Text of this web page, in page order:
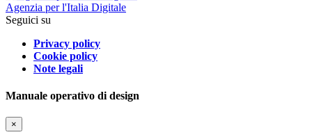
Agenzia per l'Italia Digitale
Seguici su
Privacy policy
Cookie policy
Note legali
Manuale operativo di design
×